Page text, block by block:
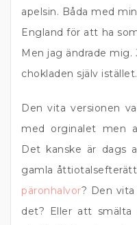
apelsin. Båda med
England för att ha
Men jag ändrade
chokladen själv istället.
Den vita versionen
med orginalet men
Det kanske är dags
gamla
päronhalvor? Den
det? Eller att